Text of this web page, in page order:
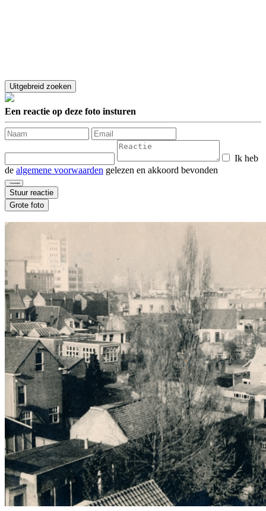
Een reactie op deze foto insturen
Ik heb
de algemene voorwaarden gelezen en akkoord bevonden